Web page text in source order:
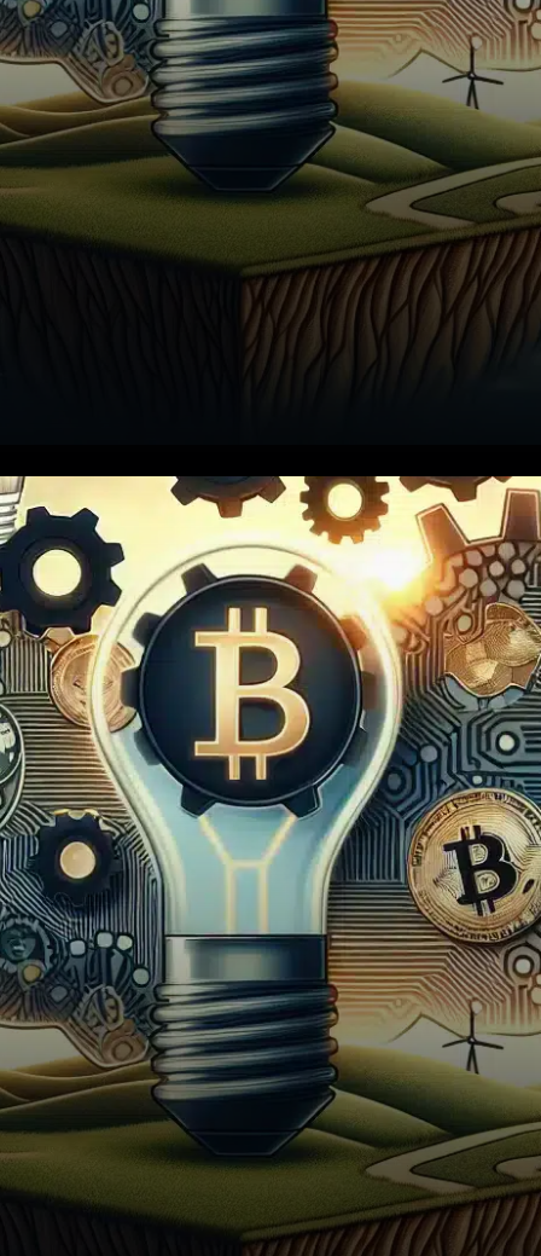
Le 11 décembre 2025, la
Commodity Futures Trading
Commission (CFTC) a pris une
décision marquante en
supprimant des directives
anciennes…